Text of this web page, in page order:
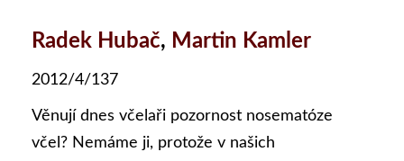
Radek Hubač, Martin Kamler
2012/4/137
Věnují dnes včelaři pozornost nosematóze
včel? Nemáme ji, protože v našich